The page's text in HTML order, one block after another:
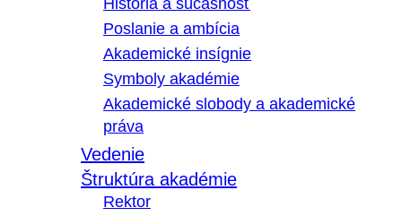
História a súčasnosť
Poslanie a ambícia
Akademické insígnie
Symboly akadémie
Akademické slobody a akademické
práva
Vedenie
Štruktúra akadémie
Rektor